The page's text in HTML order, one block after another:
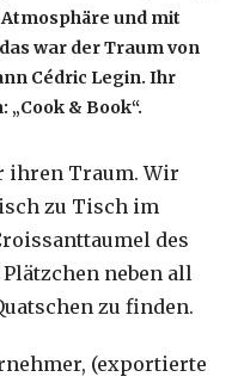
und mit
war der Traum von
Cédric Legin. Ihr
& Book“.
ihren Traum. Wir
zu Tisch im
des
neben all
zu finden.
(exportierte